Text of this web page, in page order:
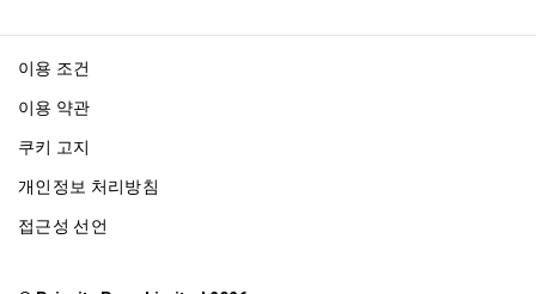
Excellence Awards
블로그
이용 조건
이용 약관
쿠키 고지
개인정보 처리방침
접근성 선언